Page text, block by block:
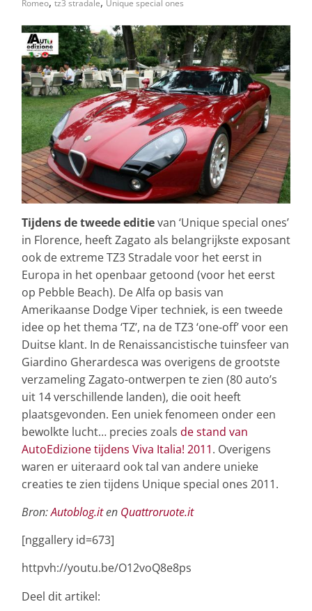
Romeo tz3 stradale Unique special ones
Tijdens de tweede editievan ‘Unique special ones’
in Florence, heeft Zagato als belangrijkste exposant
ook de extreme TZ3 Stradale voor het eerst in
Europa in het openbaar getoond (voor het eerst
op Pebble Beach). De Alfa op basis van
Amerikaanse Dodge Viper techniek, is een tweede
idee op het thema ‘TZ’, na de TZ3 ‘one-off’ voor een
Duitse klant. In de Renaissancistische tuinsfeer van
Giardino Gherardesca was overigens de grootste
verzameling Zagato-ontwerpen te zien (80 auto’s
uit 14 verschillende landen), die ooit heeft
plaatsgevonden. Een uniek fenomeen onder een
bewolkte lucht… precies zoals de stand van
AutoEdizione tijdens Viva Italia! 2011. Overigens
waren er uiteraard ook tal van andere unieke
creaties te zien tijdens Unique special ones 2011.
Bron:Autoblog.iten Quattroruote.it
[nggallery id=673]
httpvh://youtu.be/O12voQ8e8ps
Deel dit artikel: